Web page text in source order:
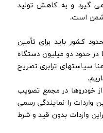
مى گيرد و به كاهش توليد
است.
كشور بايد براى تأمين
حدود دو ميليون دستگاه
سياستهاى ترابرى تصريح
خودروها در مجمع تصويب
طبقه الف مانند پرايد و ٢٠٦؛ و مقررشد اين واردات را نمايندگى رسمى
واردات بدون قيد و شرط